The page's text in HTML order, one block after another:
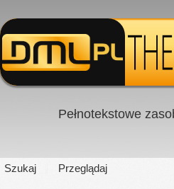
Pełnotekstowe
Szukaj Przeglądaj